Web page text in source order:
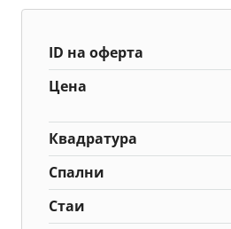
ID на оферта
Цена
Квадратура
Спални
Стаи